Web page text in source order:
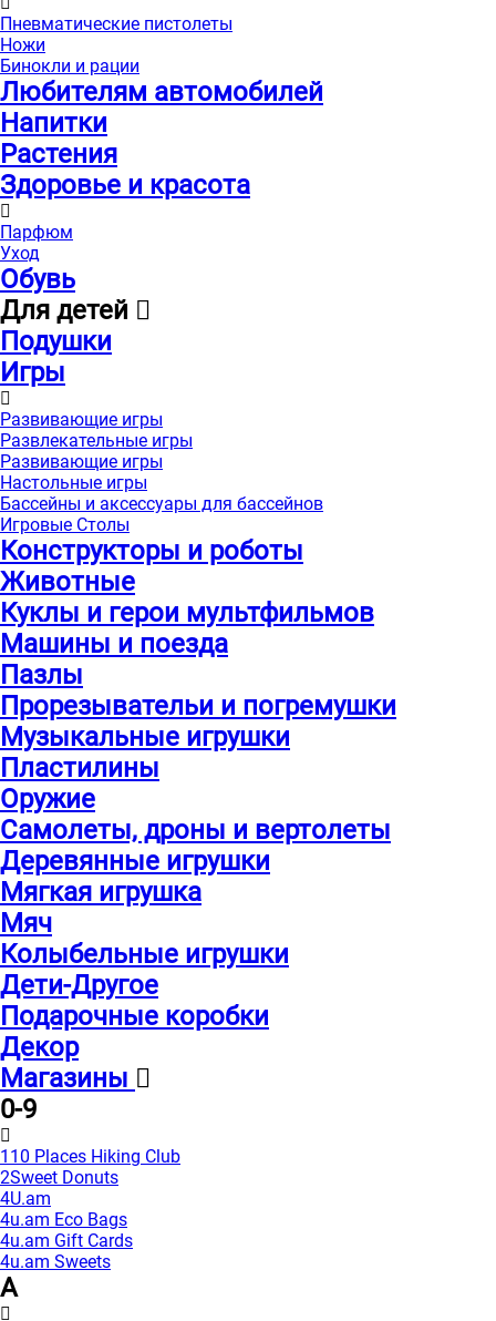
Пневматические пистолеты
Ножи
Бинокли и рации
Любителям автомобилей
Напитки
Растения
Здоровье и красота
Парфюм
Уход
Обувь
Для детей
Подушки
Игры
Развивающие игры
Развлекательные игры
Развивающие игры
Настольные игры
Бассейны и аксессуары для бассейнов
Игровые Столы
Конструкторы и роботы
Животные
Куклы и герои мультфильмов
Машины и поезда
Пазлы
Прорезывательи и погремушки
Музыкальные игрушки
Пластилины
Оружие
Самолеты, дроны и вертолеты
Деревянные игрушки
Мягкая игрушка
Мяч
Колыбельные игрушки
Дети-Другое
Подарочные коробки
Декор
Магазины
0-9
110 Places Hiking Club
2Sweet Donuts
4U.am
4u.am Eco Bags
4u.am Gift Cards
4u.am Sweets
A